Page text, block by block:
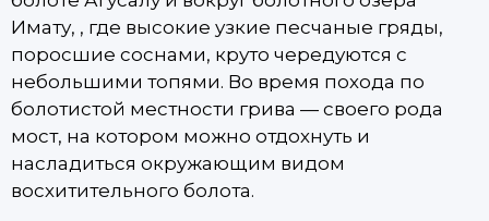
Имату, , где высокие узкие песчаные гряды,
поросшие соснами, круто чередуются с
небольшими топями. Во время похода по
болотистой местности грива — своего рода
мост, на котором можно отдохнуть и
насладиться окружающим видом
восхитительного болота.